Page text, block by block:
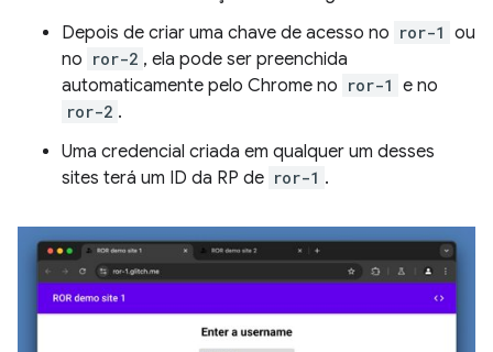
Depois de criar uma chave de acesso no ror-1 ou
no ror-2 , ela pode ser preenchida
automaticamente pelo Chrome no ror-1 e no
ror-2 .
Uma credencial criada em qualquer um desses
sites terá um ID da RP de ror-1 .